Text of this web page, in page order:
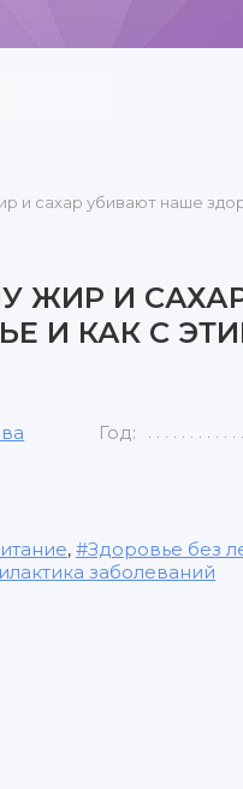
и сахар убивают наше
ЖИР И
И КАК С
Год:
, Здоровье без
заболеваний